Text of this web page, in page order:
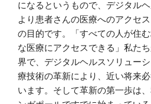
になるというもので、デジタル
より患者さんの医療へのアクセ
の目的です。「すべての人が住
な医療にアクセスできる」私た
界で、デジタルヘルスソリュー
療技術の革新により、近い将来
います。そして革新の第一歩は